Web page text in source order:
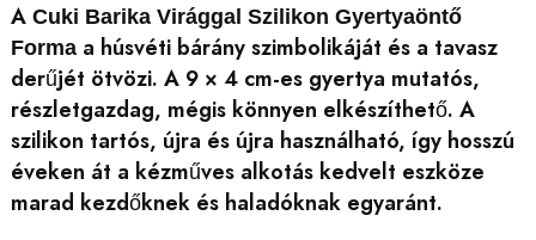
A Cuki Barika Virággal Szilikon Gyertyaöntő
Formaa húsvéti bárány szimbolikáját és a tavasz
derűjét ötvözi. A 9 × 4 cm-es gyertya mutatós,
részletgazdag, mégis könnyen elkészíthető. A
szilikon tartós, újra és újra használható, így hosszú
éveken át a kézműves alkotás kedvelt eszköze
marad kezdőknek és haladóknak egyaránt.